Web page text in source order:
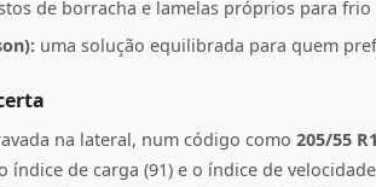
de borracha e lamelas próprios para frio
uma solução equilibrada para quem
na lateral, num código como 205/55
índice de carga (91) e o índice de